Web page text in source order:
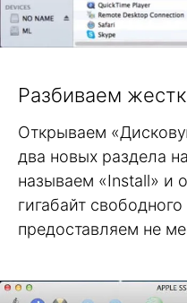
Разбиваем
Открываем
два новых раздела
называем «Install» и
гигабайт
предоставляем не